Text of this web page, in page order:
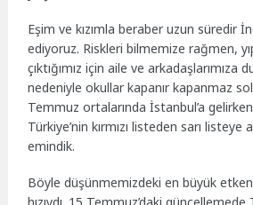
Eşim ve kızımla beraber uzun süredir
ediyoruz. Riskleri bilmemize rağmen,
çıktığımız için aile ve arkadaşlarımıza
nedeniyle okullar kapanır kapanmaz
Temmuz ortalarında İstanbul’a
Türkiye’nin kırmızı listeden sarı listeye
emindik.
Böyle düşünmemizdeki en büyük etken